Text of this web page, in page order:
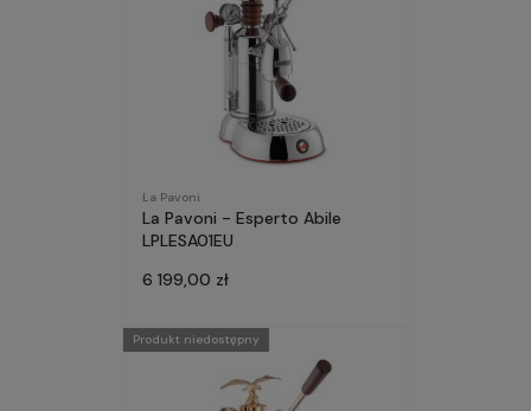
La Pavoni
La Pavoni - Esperto Abile
LPLESA01EU
6 199,00 zł
Produkt niedostępny